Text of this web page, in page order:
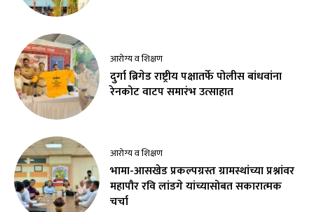
आरोग्य व शिक्षण
दुर्गा ब्रिगेड राष्ट्रीय पक्षातर्फे पोलीस बांधवांना
रेनकोट वाटप समारंभ उत्साहात
आरोग्य व शिक्षण
भामा-आसखेड प्रकल्पग्रस्त ग्रामस्थांच्या प्रश्नांवर
महापौर रवि लांडगे यांच्यासोबत सकारात्मक
चर्चा